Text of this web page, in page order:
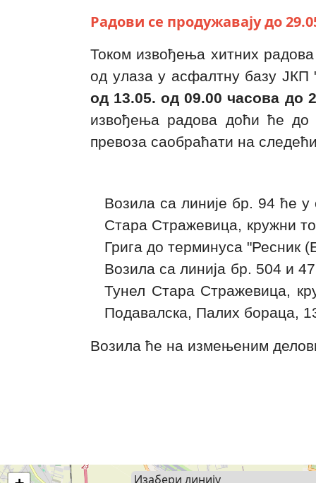
Радови се продужавају до
Током извођења хитних
од улаза у асфалтну базу ЈКП
од 13.05. од 09.00 часова до
извођења радова доћи ће до
превоза саобраћати на
Возила са линије бр. 94 ће
Стара Стражевица, кружни
Грига до терминуса "Ресник
Возила са линија бр. 504 и
Тунел Стара Стражевица,
Подавалска, Палих бораца,
Возила ће на измењеним